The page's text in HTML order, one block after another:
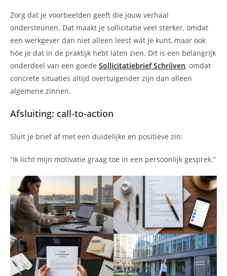
Zorg dat je voorbeelden geeft die jouw verhaal
ondersteunen. Dat maakt je sollicitatie veel sterker, omdat
een werkgever dan niet alleen leest wát je kunt, maar ook
hóe je dat in de praktijk hebt laten zien. Dit is een belangrijk
onderdeel van een goede Sollicitatiebrief Schrijven, omdat
concrete situaties altijd overtuigender zijn dan alleen
algemene zinnen.
Afsluiting: call-to-action
Sluit je brief af met een duidelijke en positieve zin:
“Ik licht mijn motivatie graag toe in een persoonlijk gesprek.”